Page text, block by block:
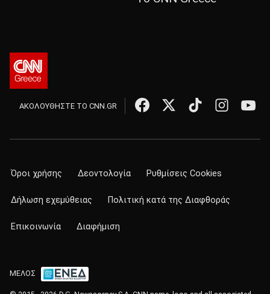
ΑΚΟΛΟΥΘΗΣΤΕ ΤΟ CNN.GR
Όροι χρήσης Δεοντολογία Ρυθμίσεις Cookies
Δήλωση εχεμύθειας Πολιτική κατά της Διαφθοράς
Επικοινωνία Διαφήμιση
ΜΕΛΟΣ